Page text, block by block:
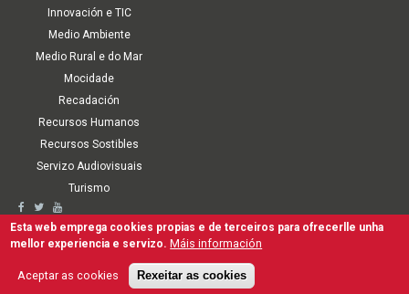
Innovación e TIC
Medio Ambiente
Medio Rural e do Mar
Mocidade
Recadación
Recursos Humanos
Recursos Sostibles
Servizo Audiovisuais
Turismo
Second
navigation
Accesibilidade Aviso Legal Política de cookies Termos de Uso
Mapa Web Canle interna de comunicación, denuncia e antifraude
Gal Esp
Esta web emprega cookies propias e de terceiros para ofrecerlle unha
mellor experiencia e servizo. Máis información
Aceptar as cookies Rexeitar as cookies